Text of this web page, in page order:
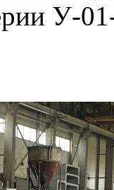
У-